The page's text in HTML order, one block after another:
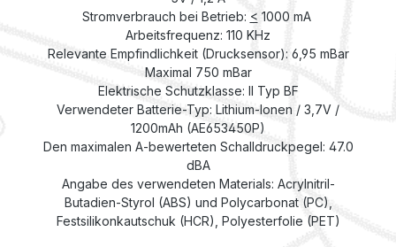
Stromverbrauch bei Betrieb: < 1000 mA
Arbeitsfrequenz: 110 KHz
Relevante Empfindlichkeit (Drucksensor): 6,95 mBar
Maximal 750 mBar
Elektrische Schutzklasse: II Typ BF
Verwendeter Batterie-Typ: Lithium-Ionen / 3,7V /
1200mAh (AE653450P)
Den maximalen A-bewerteten Schalldruckpegel: 47.0
dBA
Angabe des verwendeten Materials: Acrylnitril-
Butadien-Styrol (ABS) und Polycarbonat (PC),
Festsilikonkautschuk (HCR), Polyesterfolie (PET)